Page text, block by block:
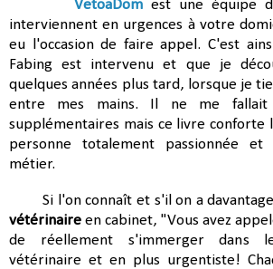
VetoaDom est une équipe
interviennent en urgences à votre
eu l'occasion de faire appel. C'est
Fabing est intervenu et que je
quelques années plus tard, lorsque je
entre mes mains. Il ne me fallait
supplémentaires mais ce livre conforte
personne totalement passionnée
métier.
Si l'on connaît et s'il on a
vétérinaire en cabinet, "Vous avez
de réellement s'immerger dans
vétérinaire et en plus urgentiste!